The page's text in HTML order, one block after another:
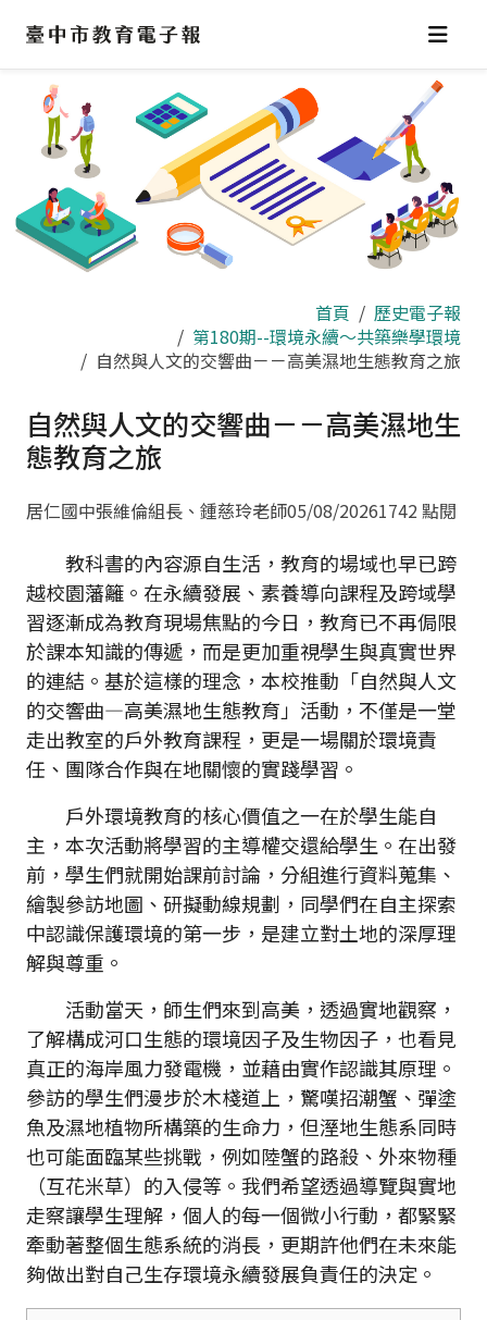
區
首頁
歷史電子報
第180期--環境永續～共築樂學環境
自然與人文的交響曲－－高美濕地生態教育之旅
自然與人文的交響曲－－高美濕地生
態教育之旅
居仁國中張維倫組長、鍾慈玲老師05/08/20261742 點閱
教科書的內容源自生活，教育的場域也早已跨
越校園藩籬。在永續發展、素養導向課程及跨域學
習逐漸成為教育現場焦點的今日，教育已不再侷限
於課本知識的傳遞，而是更加重視學生與真實世界
的連結。基於這樣的理念，本校推動「自然與人文
的交響曲—高美濕地生態教育」活動，不僅是一堂
走出教室的戶外教育課程，更是一場關於環境責
任、團隊合作與在地關懷的實踐學習。
戶外環境教育的核心價值之一在於學生能自
主，本次活動將學習的主導權交還給學生。在出發
前，學生們就開始課前討論，分組進行資料蒐集、
繪製參訪地圖、研擬動線規劃，同學們在自主探索
中認識保護環境的第一步，是建立對土地的深厚理
解與尊重。
活動當天，師生們來到高美，透過實地觀察，
了解構成河口生態的環境因子及生物因子，也看見
真正的海岸風力發電機，並藉由實作認識其原理。
參訪的學生們漫步於木棧道上，驚嘆招潮蟹、彈塗
魚及濕地植物所構築的生命力，但溼地生態系同時
也可能面臨某些挑戰，例如陸蟹的路殺、外來物種
（互花米草）的入侵等。我們希望透過導覽與實地
走察讓學生理解，個人的每一個微小行動，都緊緊
牽動著整個生態系統的消長，更期許他們在未來能
夠做出對自己生存環境永續發展負責任的決定。